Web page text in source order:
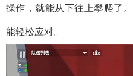
操作，就能从下往上攀爬了
能轻松应对。